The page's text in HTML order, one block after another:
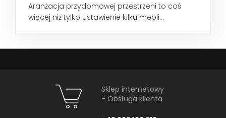
Aranżacja przydomowej przestrzeni to coś
więcej niż tylko ustawienie kilku mebli...
Sklep internetowy
- Obsługa klienta